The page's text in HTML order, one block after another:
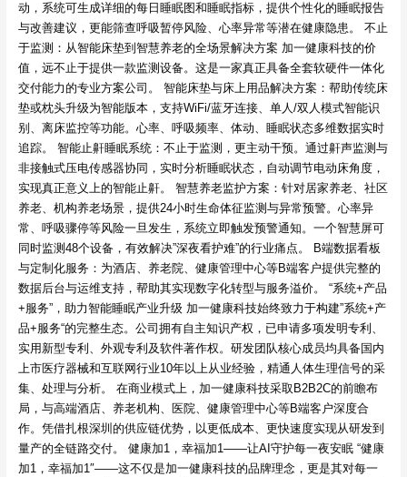
动，系统可生成详细的每日睡眠图和睡眠指标，提供个性化的睡眠报告
与改善建议，更能筛查呼吸暂停风险、心率异常等潜在健康隐患。 不止
于监测：从智能床垫到智慧养老的全场景解决方案 加一健康科技的价
值，远不止于提供一款监测设备。这是一家真正具备全套软硬件一体化
交付能力的专业方案公司。 智能床垫与床上用品解决方案：帮助传统床
垫或枕头升级为智能版本，支持WiFi/蓝牙连接、单人/双人模式智能识
别、离床监控等功能。心率、呼吸频率、体动、睡眠状态多维数据实时
追踪。 智能止鼾睡眠系统：不止于监测，更主动干预。通过鼾声监测与
非接触式压电传感器协同，实时分析睡眠状态，自动调节电动床角度，
实现真正意义上的智能止鼾。 智慧养老监护方案：针对居家养老、社区
养老、机构养老场景，提供24小时生命体征监测与异常预警。心率异
常、呼吸骤停等风险一旦发生，系统立即触发预警通知。一个智慧屏可
同时监测48个设备，有效解决”深夜看护难”的行业痛点。 B端数据看板
与定制化服务：为酒店、养老院、健康管理中心等B端客户提供完整的
数据后台与运维支持，帮助其实现数字化转型与服务溢价。 “系统+产品
+服务”，助力智能睡眠产业升级 加一健康科技始终致力于构建”系统+产
品+服务“的完整生态。公司拥有自主知识产权，已申请多项发明专利、
实用新型专利、外观专利及软件著作权。研发团队核心成员均具备国内
上市医疗器械和互联网行业10年以上从业经验，精通人体生理信号的采
集、处理与分析。 在商业模式上，加一健康科技采取B2B2C的前瞻布
局，与高端酒店、养老机构、医院、健康管理中心等B端客户深度合
作。凭借扎根深圳的供应链优势，以更低成本、更快速度实现从研发到
量产的全链路交付。 健康加1，幸福加1——让AI守护每一夜安眠 “健康
加1，幸福加1″——这不仅是加一健康科技的品牌理念，更是其对每一